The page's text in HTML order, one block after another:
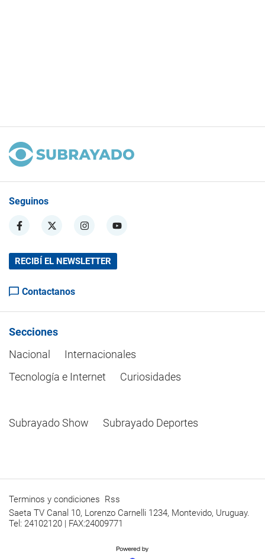
Seguinos
RECIBÍ EL NEWSLETTER
Contactanos
Secciones
Nacional
Internacionales
Tecnología e Internet
Curiosidades
Subrayado Show Subrayado Deportes
Terminos y condiciones Rss
Saeta TV Canal 10, Lorenzo Carnelli 1234, Montevido, Uruguay.
Tel: 24102120 | FAX:24009771